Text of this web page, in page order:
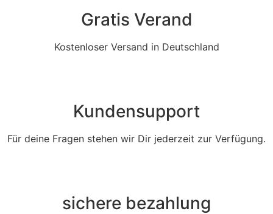
Gratis Verand
Kostenloser Versand in Deutschland
Kundensupport
Für deine Fragen stehen wir Dir jederzeit zur Verfügung.
sichere bezahlung